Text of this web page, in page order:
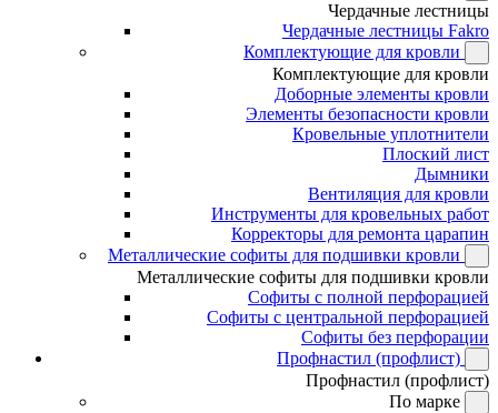
Чердачные лестницы
Чердачные лестницы Fakro
Комплектующие для кровли
Комплектующие для кровли
Доборные элементы кровли
Элементы безопасности кровли
Кровельные уплотнители
Плоский лист
Дымники
Вентиляция для кровли
Инструменты для кровельных работ
Корректоры для ремонта царапин
Металлические софиты для подшивки кровли
Металлические софиты для подшивки кровли
Софиты с полной перфорацией
Софиты с центральной перфорацией
Софиты без перфорации
Профнастил (профлист)
Профнастил (профлист)
По марке